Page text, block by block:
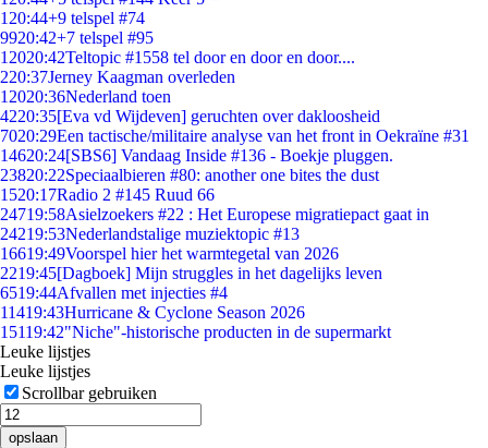
1 20:44+9 telspel #74
9920:42+7 telspel #95
12020:42Teltopic #1558 tel door en door en door....
220:37Jerney Kaagman overleden
12020:36Nederland toen
4220:35[Eva vd Wijdeven] geruchten over dakloosheid
7020:29Een tactische/militaire analyse van het front in Oekraïne #31
14620:24[SBS6] Vandaag Inside #136 - Boekje pluggen.
23820:22Speciaalbieren #80: another one bites the dust
1520:17Radio 2 #145 Ruud 66
24719:58Asielzoekers #22 : Het Europese migratiepact gaat in
24219:53Nederlandstalige muziektopic #13
16619:49Voorspel hier het warmtegetal van 2026
2219:45[Dagboek] Mijn struggles in het dagelijks leven
6519:44Afvallen met injecties #4
11419:43Hurricane & Cyclone Season 2026
15119:42"Niche"-historische producten in de supermarkt
Leuke lijstjes
Leuke lijstjes
Scrollbar gebruiken
opslaan